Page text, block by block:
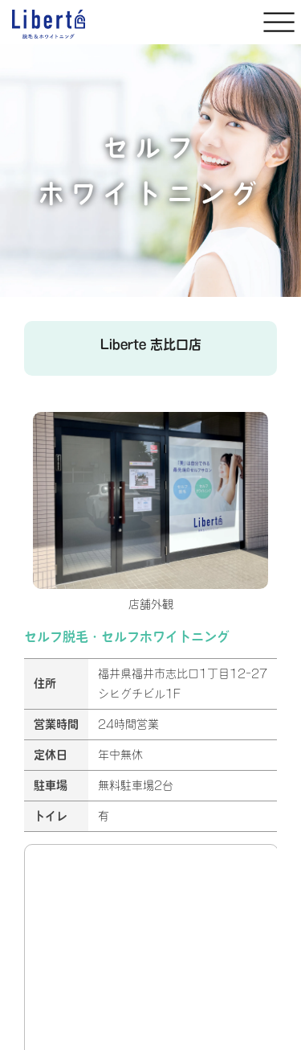
セルフ
ホワイトニング
Liberte 志比口店
店舗外観
セルフ脱毛・セルフホワイトニング
住所
福井県福井市志比口1丁目12-27
シヒグチビル1F
営業時間 24時間営業
定休日 年中無休
駐車場 無料駐車場2台
トイレ 有